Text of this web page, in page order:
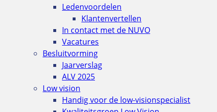
Ledenvoordelen
Klantenvertellen
In contact met de NUVO
Vacatures
Besluitvorming
Jaarverslag
ALV 2025
Low vision
Handig voor de low-visionspecialist